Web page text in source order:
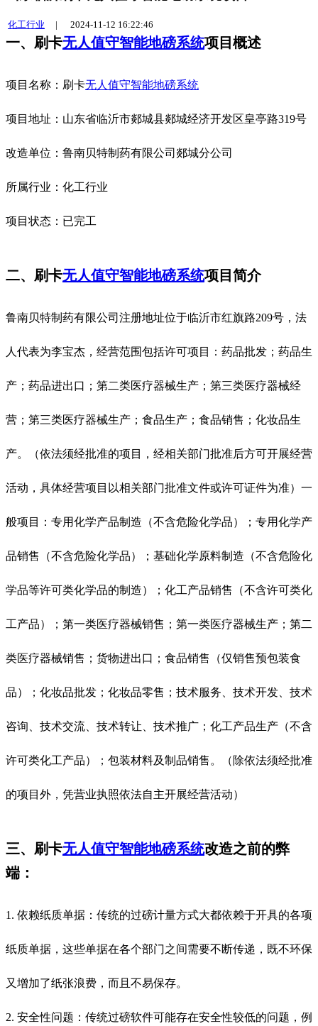
化工行业 | 2024-11-12 16:22:46
一、 刷卡无人值守智能地磅系统项目概述
项目名称：刷卡无人值守智能地磅系统
项目地址：山东省临沂市郯城县郯城经济开发区皇亭路319号
改造单位：鲁南贝特制药有限公司郯城分公司
所属行业：化工行业
项目状态：已完工
二、刷卡无人值守智能地磅系统项目简介
鲁南贝特制药有限公司注册地址位于临沂市红旗路209号，法
人代表为李宝杰，经营范围包括许可项目：药品批发；药品生
产；药品进出口；第二类医疗器械生产；第三类医疗器械经
营；第三类医疗器械生产；食品生产；食品销售；化妆品生
产。（依法须经批准的项目，经相关部门批准后方可开展经营
活动，具体经营项目以相关部门批准文件或许可证件为准）一
般项目：专用化学产品制造（不含危险化学品）；专用化学产
品销售（不含危险化学品）；基础化学原料制造（不含危险化
学品等许可类化学品的制造）；化工产品销售（不含许可类化
工产品）；第一类医疗器械销售；第一类医疗器械生产；第二
类医疗器械销售；货物进出口；食品销售（仅销售预包装食
品）；化妆品批发；化妆品零售；技术服务、技术开发、技术
咨询、技术交流、技术转让、技术推广；化工产品生产（不含
许可类化工产品）；包装材料及制品销售。（除依法须经批准
的项目外，凭营业执照依法自主开展经营活动）
三、刷卡无人值守智能地磅系统改造之前的弊
端：
1. 依赖纸质单据：传统的过磅计量方式大都依赖于开具的各项
纸质单据，这些单据在各个部门之间需要不断传递，既不环保
又增加了纸张浪费，而且不易保存。
2. 安全性问题：传统过磅软件可能存在安全性较低的问题，例